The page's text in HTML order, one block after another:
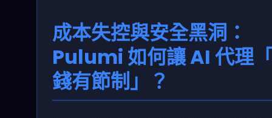
成本失控與安全黑洞：
Pulumi 如何讓 AI 代理
錢有節制」？